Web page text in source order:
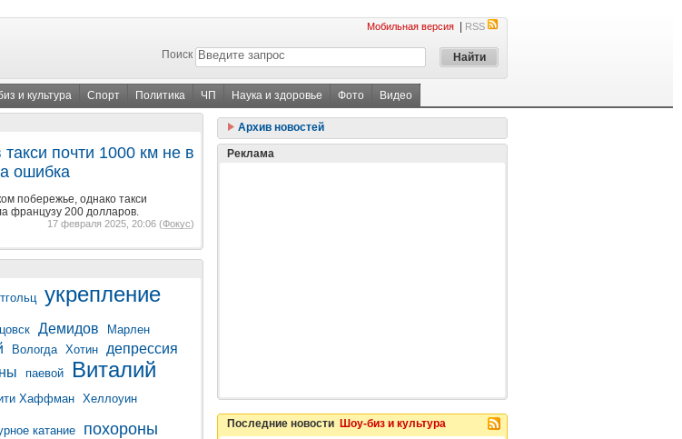
Мобильная версия RSS
Поиск
и культура Спорт Политика ЧП Наука и здоровье Фото Видео
почти 1000 км не в
ошибка
побережье, однако такси
французу 200 долларов.
17 февраля 2025, 20:06 (Фокус)
укрепление
Демидов
Марлен
Вологда Хотин
депрессия
паевой
Виталий
Хаффман Хеллоуин
катание
похороны
Архив новостей
Реклама
Последние новости Шоу-биз и культура